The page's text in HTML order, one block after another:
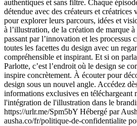
authentiques et sans filtre. Chaque
détendue avec des créateurs et créatrices
pour explorer leurs parcours, idées et
à l’illustration, de la création de marque
passant par l’innovation et les processus
toutes les facettes du design avec un
compréhensible et inspirant. Et si on
Parlotte, c’est l’endroit où le design se
inspire concrètement. À écouter pour
design sous un nouvel angle. Accédez
informations exclusives en téléchargeant
l'intégration de l'illustration dans le
https://urlr.me/Spm5bY Hébergé par
ausha.co/fr/politique-de-confidentialite